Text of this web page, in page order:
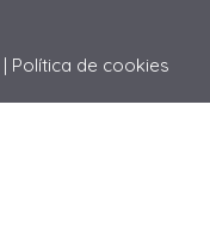
| Política de cookies